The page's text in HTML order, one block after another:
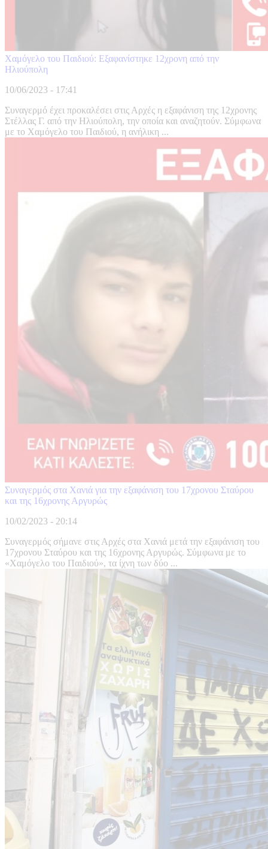
Χαμόγελο του Παιδιού: Εξαφανίστηκε 12χρονη από την
Ηλιούπολη
10/06/2023 - 17:41
Συναγερμό έχει προκαλέσει στις Αρχές η εξαφάνιση της 12χρονης
Στέλλας Γ. από την Ηλιούπολη, την οποία και αναζητούν. Σύμφωνα
με το Χαμόγελο του Παιδιού, η ανήλικη ...
Συναγερμός στα Χανιά για την εξαφάνιση του 17χρονου Σταύρου
και της 16χρονης Αργυρώς
10/02/2023 - 20:14
Συναγερμός σήμανε στις Αρχές στα Χανιά μετά την εξαφάνιση του
17χρονου Σταύρου και της 16χρονης Αργυρώς. Σύμφωνα με το
«Χαμόγελο του Παιδιού», τα ίχνη των δύο ...